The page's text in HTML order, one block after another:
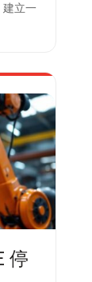
建立一
停